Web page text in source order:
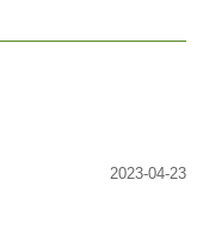
2023-04-23